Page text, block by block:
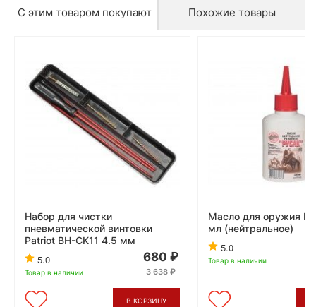
С этим товаром покупают Похожие товары
Набор для чистки
пневматической винтовки
Patriot BH-CK11 4.5 мм
5.0
Товар в наличии
680
3 638
В КОРЗИНУ
Масло для оружия
мл (нейтральное)
5.0
Товар в наличии